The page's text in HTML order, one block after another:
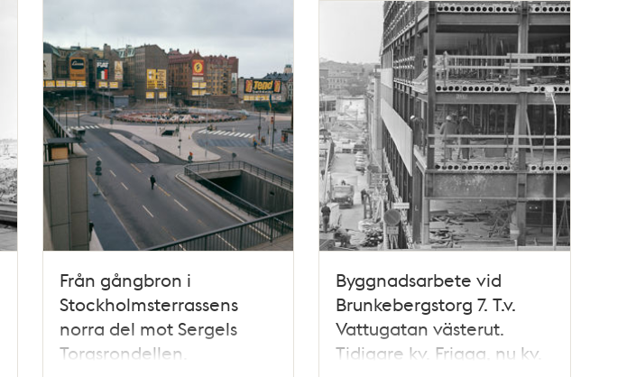
Från gångbron i
Stockholmsterrassens
norra del mot Sergels
Torgsrondellen.
Byggnadsarbete vid
Brunkebergstorg 7. T.v.
Vattugatan västerut.
Tidigare kv. Frigga, nu kv.